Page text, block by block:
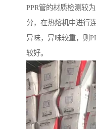
PPR管的材质检测较
分，在热熔机中进行
异味，异味较重，则
较好。